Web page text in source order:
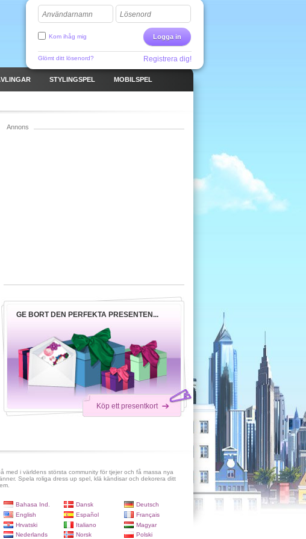
Användarnamn Lösenord
Logga in
Kom ihåg mig
Glömt ditt lösenord? Registrera dig!
STYLINGSPEL MOBILSPEL
Annons
GE BORT DEN PERFEKTA PRESENTEN...
Köp ett presentkort
med i världens största community för tjejer och få massa nya
Spela roliga dress up spel, klä kändisar och dekorera ditt
Bahasa Ind. Dansk
Deutsch
English
Español
Français
Hrvatski
Italiano
Magyar
Nederlands
Norsk Polski